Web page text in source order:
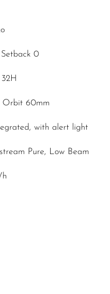
Setback 0
Orbit 60mm
with alert light
Pure, Low Beam